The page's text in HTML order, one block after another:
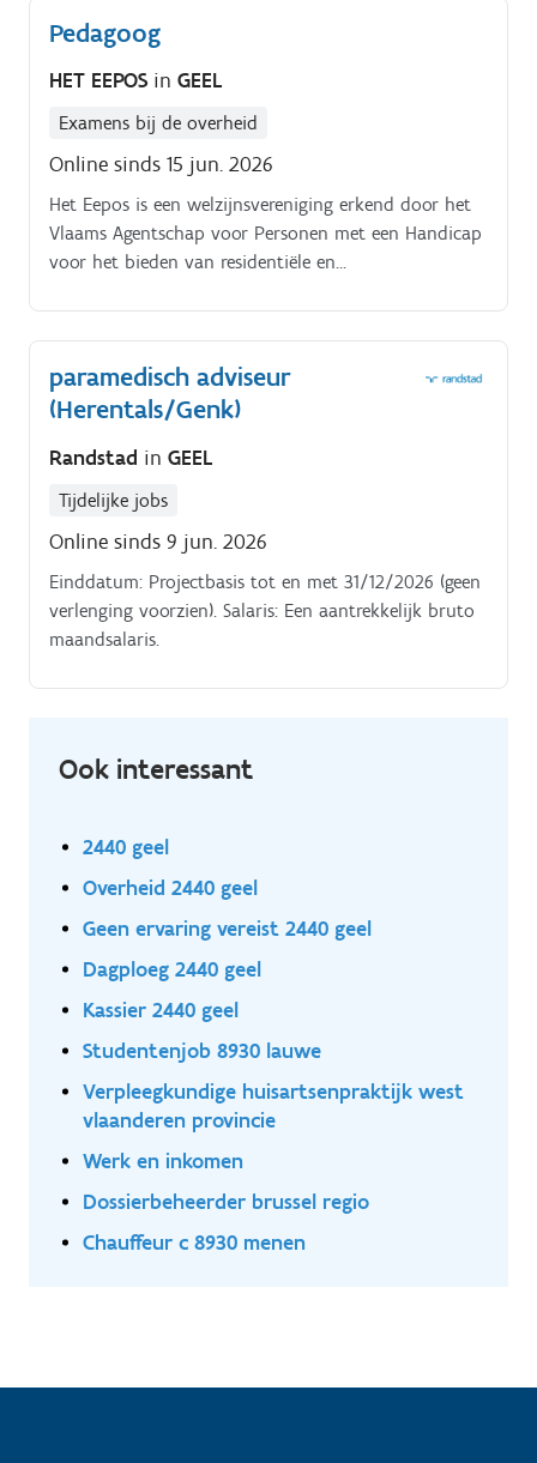
Pedagoog
HET EEPOS in GEEL
Examens bij de overheid
Online sinds 15 jun. 2026
Het Eepos is een welzijnsvereniging erkend door het
Vlaams Agentschap voor Personen met een Handicap
voor het bieden van residentiële en
beperking. Ons dienstverleningsaanbod situeert zich
in Geel, Laakdal en omgeving Wij zijn op zoek naar
een pedagoog voor voor onze afdelingen in Geel en
paramedisch adviseur
(Herentals/Genk)
Randstad in GEEL
Tijdelijke jobs
Online sinds 9 jun. 2026
Einddatum: Projectbasis tot en met 31/12/2026 (geen
verlenging voorzien). Salaris: Een aantrekkelijk bruto
maandsalaris.
Ook interessant
2440 geel
Overheid 2440 geel
Geen ervaring vereist 2440 geel
Dagploeg 2440 geel
Kassier 2440 geel
Studentenjob 8930 lauwe
Verpleegkundige huisartsenpraktijk west
vlaanderen provincie
Werk en inkomen
Dossierbeheerder brussel regio
Chauffeur c 8930 menen